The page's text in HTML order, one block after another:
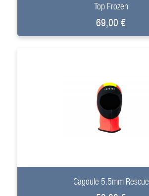
Top Frozen
69,00 €
+
Cagoule 5.5mm Rescue